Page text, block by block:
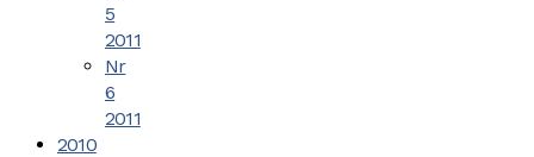
5
2011
Nr
6
2011
2010